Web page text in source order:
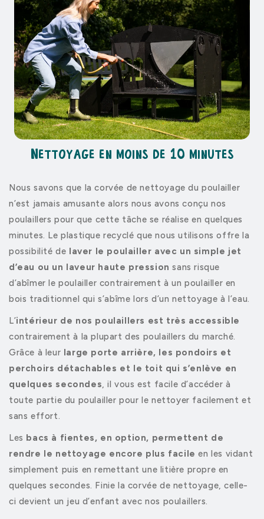
Nettoyage en moins de 10 minutes
Nous savons que la corvée de nettoyage du poulailler
n’est jamais amusante alors nous avons conçu nos
poulaillers pour que cette tâche se réalise en quelques
minutes. Le plastique recyclé que nous utilisons offre la
possibilité de laver le poulailler avec un simple jet
d’eau ou un laveur haute pression sans risque
d’abîmer le poulailler contrairement à un poulailler en
bois traditionnel qui s’abîme lors d’un nettoyage à l’eau.
L’intérieur de nos poulaillers est très accessible
contrairement à la plupart des poulaillers du marché.
Grâce à leur large porte arrière, les pondoirs et
perchoirs détachables et le toit qui s’enlève en
quelques secondes, il vous est facile d’accéder à
toute partie du poulailler pour le nettoyer facilement et
sans effort.
Les bacs à fientes, en option, permettent de
rendre le nettoyage encore plus facile en les vidant
simplement puis en remettant une litière propre en
quelques secondes. Finie la corvée de nettoyage, celle-
ci devient un jeu d’enfant avec nos poulaillers.